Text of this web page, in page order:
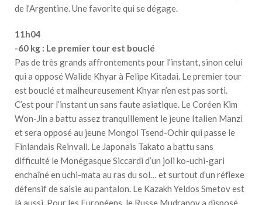
de l’Argentine. Une favorite qui se dégage.
11h04
-60 kg : Le premier tour est bouclé
Pas de très grands affrontements pour l’instant, sinon celui
qui a opposé Walide Khyar à Felipe Kitadai. Le premier tour
est bouclé et malheureusement Khyar n’en est pas sorti.
C’est pour l’instant un sans faute asiatique. Le Coréen Kim
Won-Jin a battu assez tranquillement le jeune Italien Manzi
et sera opposé au jeune Mongol Tsend-Ochir qui passe le
Finlandais Reinvall. Le Japonais Takato a battu sans
difficulté le Monégasque Siccardi d’un joli ko-uchi-gari
enchaîné en uchi-mata au ras du sol… et surtout d’un réflexe
défensif de saisie au pantalon. Le Kazakh Yeldos Smetov est
là aussi. Pour les Européens, le Russe Mudranov a disposé